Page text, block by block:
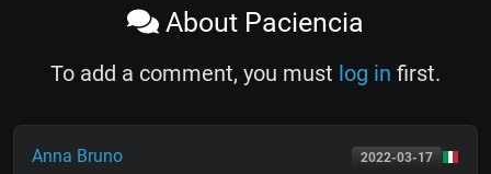
About Paciencia
To add a comment, you must log in first.
2022-03-17
Anna Bruno